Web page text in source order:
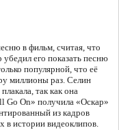
в фильм, считая, что
его показать песню
популярной, что её
миллионы раз. Селин
так как она
Go On» получила «Оскар»
из кадров
в истории видеоклипов.